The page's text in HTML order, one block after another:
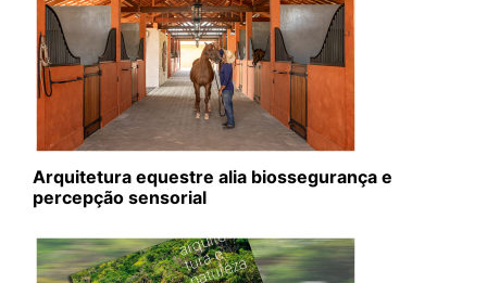
Arquitetura equestre alia biossegurança e
percepção sensorial